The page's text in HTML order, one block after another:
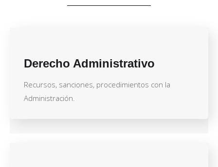
Derecho Administrativo
Recursos, sanciones, procedimientos con la
Administración.